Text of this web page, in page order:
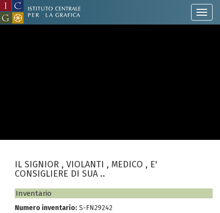
IL SIGNIOR , VIOLANTI , MEDICO , E'
CONSIGLIERE DI SUA ..
Inventario
Numero inventario: S-FN29242